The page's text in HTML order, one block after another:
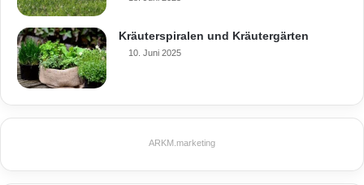
Kräuterspiralen und Kräutergärten
10. Juni 2025
ARKM.marketing